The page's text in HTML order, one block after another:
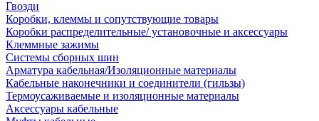
Гвозди
Коробки, клеммы и сопутствующие товары
Коробки распределительные/ установочные и аксессуары
Клеммные зажимы
Системы сборных шин
Арматура кабельная/Изоляционные материалы
Кабельные наконечники и соединители (гильзы)
Термоусаживаемые и изоляционные материалы
Аксессуары кабельные